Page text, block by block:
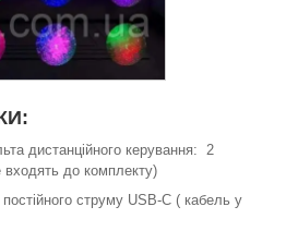
дистанційного керування: 2
до комплекту)
струму USB-C ( кабель у